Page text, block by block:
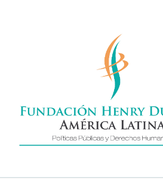
Henry
América Latina